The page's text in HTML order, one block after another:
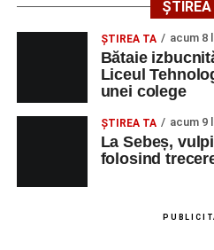
ŞTIREA TA acum 8
Bătaie
Liceul
unei colege
ŞTIREA TA acum 9
La Sebeș,
folosind